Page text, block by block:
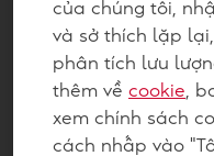
của chúng tôi,
và sở thích lặp
phân tích lưu
thêm về cookie,
xem chính sách
cách nhấp vào